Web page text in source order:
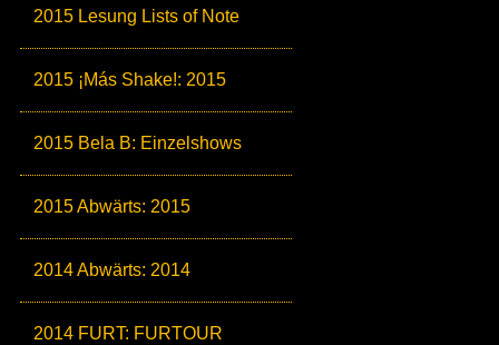
2015 Lesung Lists of Note
2015 ¡Más Shake!: 2015
2015 Bela B: Einzelshows
2015 Abwärts: 2015
2014 Abwärts: 2014
2014 FURT: FURTOUR